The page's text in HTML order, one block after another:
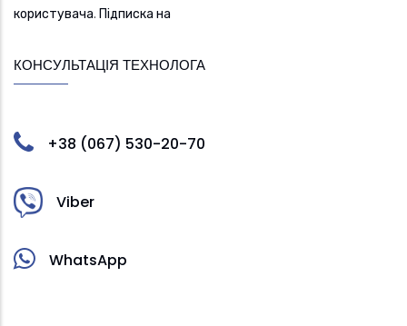
користувача. Підписка на
КОНСУЛЬТАЦІЯ ТЕХНОЛОГА
+38 (067) 530-20-70
Viber
WhatsApp